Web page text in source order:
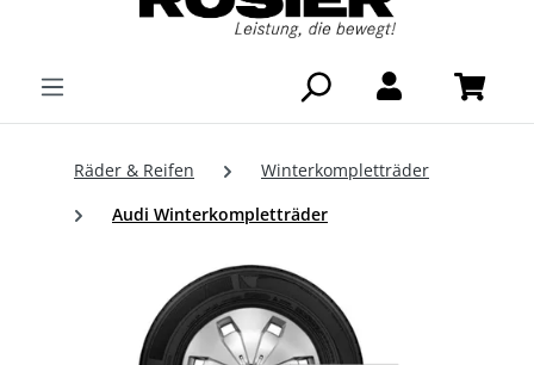
Räder & Reifen
Winterkompletträder
Audi Winterkompletträder
Bildergalerie überspringen